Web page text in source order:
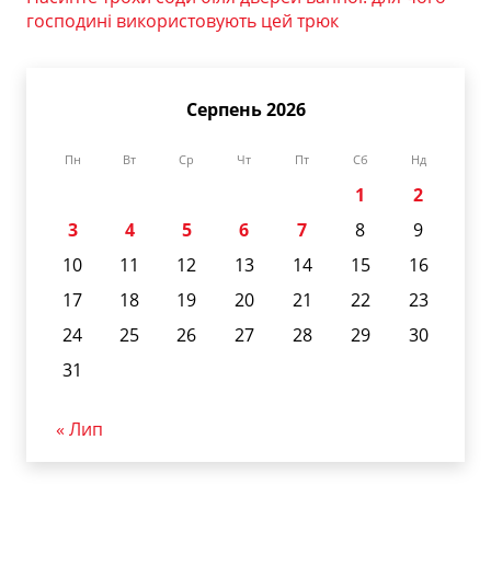
господині використовують цей трюк
Серпень 2026
Пн Вт Ср Чт Пт Сб Нд
1
2
3
4 5 6 7 8
9
10
11 12 13 14 15
16
17
18 19 20 21 22
23
24
25 26 27 28 29
30
31
« Лип